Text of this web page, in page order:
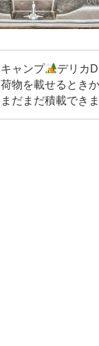
キャンプ
デリカ
荷物を載せるとき
まだまだ積載できま